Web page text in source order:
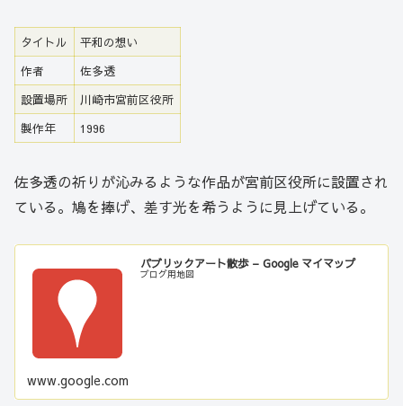
タイトル
平和の想い
作者
佐多透
設置場所
川崎市宮前区役所
製作年
1996
佐多透の祈りが沁みるような作品が宮前区役所に設置され
ている。鳩を捧げ、差す光を希うように見上げている。
パブリックアート散歩 – Google マイマップ
ブログ用地図
www.google.com